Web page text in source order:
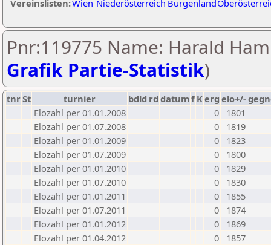
Vereinslisten:Wien Niederösterreich Burgenland
Pnr:119775 Name: Harald
Grafik Partie-Statistik)
tnrSt turnier bdld rd datumf Kerg elo+/-
Elozahl per 01.01.2008
0
1801
Elozahl per 01.07.2008
0
1819
Elozahl per 01.01.2009
0
1823
Elozahl per 01.07.2009
0
1800
Elozahl per 01.01.2010
0
1829
Elozahl per 01.07.2010
0
1830
Elozahl per 01.01.2011
0
1855
Elozahl per 01.07.2011
0
1874
Elozahl per 01.01.2012
0
1869
Elozahl per 01.04.2012
0
1857